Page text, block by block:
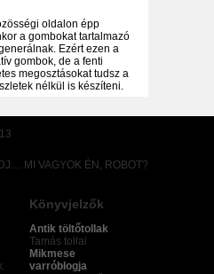
oldalon épp
a gombokat tartalmazó
Ezért ezen a
gombok, de a fenti
megosztásokat tudsz a
nélkül is készíteni.
MI VAGYOK ÉN, ROBOT?
Könyvjelzők
Antik töltőtollak
Tamás tollai
Mikmese
varróblogja